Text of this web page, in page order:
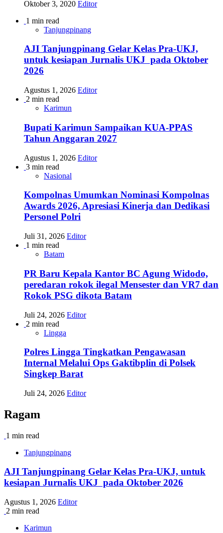
Oktober 3, 2020 Editor
1 min read
Tanjungpinang
AJI Tanjungpinang Gelar Kelas Pra-UKJ,
untuk kesiapan Jurnalis UKJ pada Oktober
2026
Agustus 1, 2026 Editor
2 min read
Karimun
Bupati Karimun Sampaikan KUA-PPAS
Tahun Anggaran 2027
Agustus 1, 2026 Editor
3 min read
Nasional
Kompolnas Umumkan Nominasi Kompolnas
Awards 2026, Apresiasi Kinerja dan Dedikasi
Personel Polri
Juli 31, 2026 Editor
1 min read
Batam
PR Baru Kepala Kantor BC Agung Widodo,
peredaran rokok ilegal Mensester dan VR7 dan
Rokok PSG dikota Batam
Juli 24, 2026 Editor
2 min read
Lingga
Polres Lingga Tingkatkan Pengawasan
Internal Melalui Ops Gaktibplin di Polsek
Singkep Barat
Juli 24, 2026 Editor
Ragam
1 min read
Tanjungpinang
AJI Tanjungpinang Gelar Kelas Pra-UKJ, untuk
kesiapan Jurnalis UKJ pada Oktober 2026
Agustus 1, 2026 Editor
2 min read
Karimun